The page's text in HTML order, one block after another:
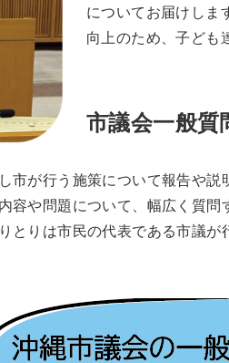
についてお届けしま
向上のため、子ども
市議会一般質
市が行う施策について報告や
容や問題について、幅広く質
とりは市民の代表である市議